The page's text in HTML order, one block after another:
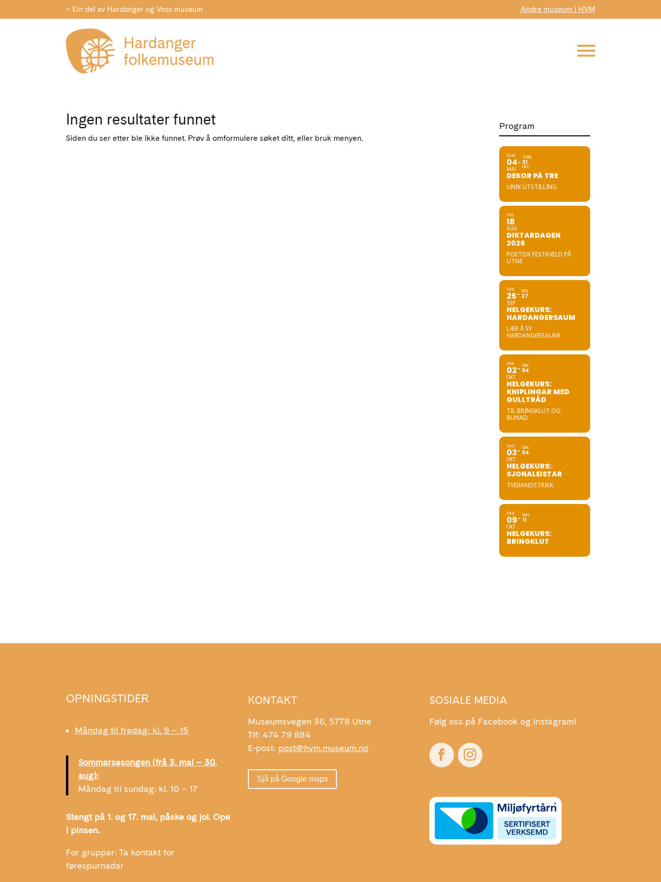
– Ein del av Hardanger og Voss museum Andre museum i HVM
Ingen resultater funnet
Siden du ser etter ble ikke funnet. Prøv å omformulere søket ditt, eller bruk menyen.
Program
SUN
04
MAI
TORS
31
DES
DEKOR PÅ TRE
UNIK UTSTILLING
TYS
18
AUG
DIKTARDAGEN
2026
POETISK FESTKVELD PÅ
UTNE
FRE
25
SEP
SUN
27
HELGEKURS:
HARDANGERSAUM
LÆR Å SY
HARDANGERSAUM!
FRE
02
OKT
SUN
04
HELGEKURS:
KNIPLINGAR MED
GULLTRÅD
TIL BRINGKLUT OG
BUNAD
LAU
03
OKT
SUN
04
HELGEKURS:
SJONALEISTAR
TVEBANDSTRIKK
FRE
09
OKT
SUN
11
HELGEKURS:
BRINGKLUT
OPNINGSTIDER
Måndag til fredag: kl. 9 – 15
Sommarsesongen (frå 3. mai – 30.
aug):
Måndag til sundag: kl. 10 – 17
Stengt på 1. og 17. mai, påske og jol. Ope
i pinsen.
For grupper: Ta kontakt for
førespurnadar
KONTAKT
Museumsvegen 36, 5778 Utne
Tlf: 474 79 884
E-post: post@hvm.museum.no
Sjå på Google maps
SOSIALE MEDIA
Følg oss på Facebook og Instagram!